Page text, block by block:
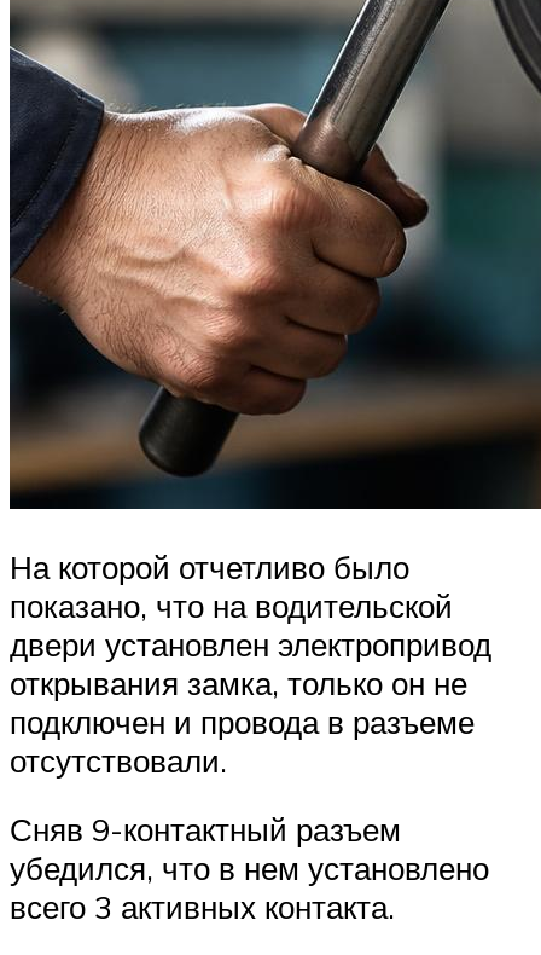
На которой отчетливо было
показано, что на водительской
двери установлен электропривод
открывания замка, только он не
подключен и провода в разъеме
отсутствовали.
Сняв 9-контактный разъем
убедился, что в нем установлено
всего 3 активных контакта.